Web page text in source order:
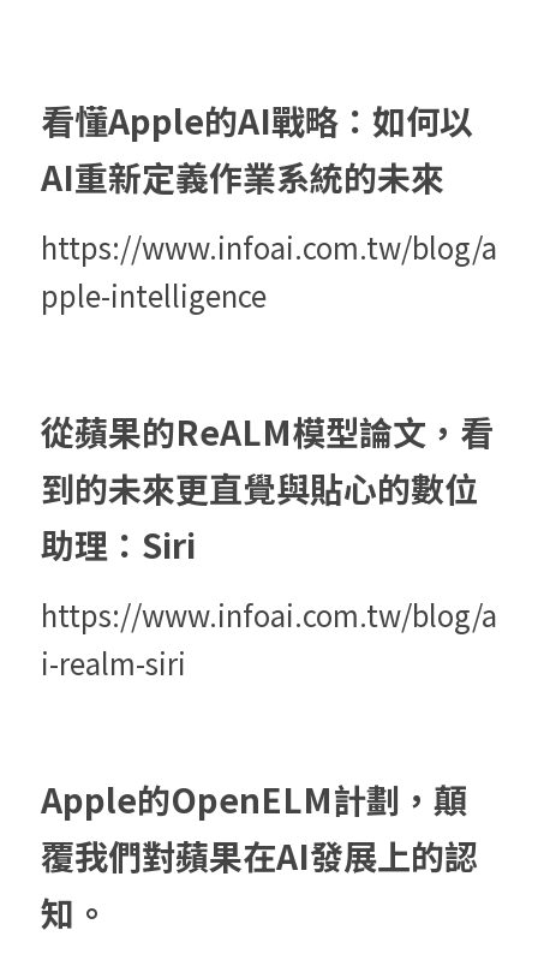
看懂Apple的AI戰略：如何以
AI重新定義作業系統的未來
https://www.infoai.com.tw/blog/a
pple-intelligence
從蘋果的ReALM模型論文，看
到的未來更直覺與貼心的數位
助理：Siri
https://www.infoai.com.tw/blog/a
i-realm-siri
Apple的OpenELM計劃，顛
覆我們對蘋果在AI發展上的認
知。